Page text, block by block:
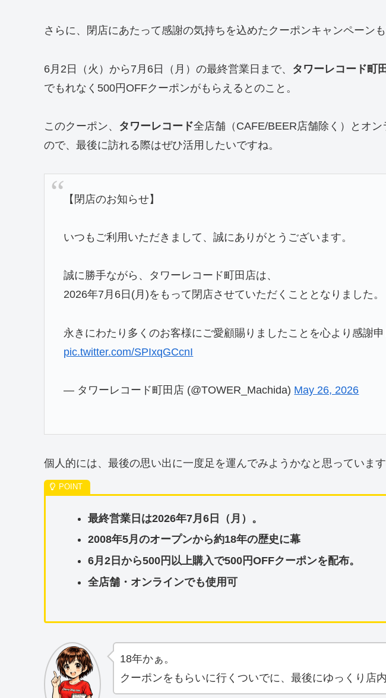
さらに、閉店にあたって感謝の気持ちを込めたクーポンキャンペーンも
6月2日（火）から7月6日（月）の最終営業日まで、 タワーレコード町
でもれなく500円OFFクーポンがもらえるとのこと。
このクーポン、 タワーレコード全店舗（CAFE/BEER店舗除く）とオ
ので、最後に訪れる際はぜひ活用したいですね。
【閉店のお知らせ】
いつもご利用いただきまして、誠にありがとうございます。
誠に勝手ながら、タワーレコード町田店は、
2026年7月6日(月)をもって閉店させていただくこととなりました。
永きにわたり多くのお客様にご愛顧賜りましたことを心より感謝申
pic.twitter.com/SPIxqGCcnI
— タワーレコード町田店 (@TOWER_Machida) May 26, 2026
個人的には、最後の思い出に一度足を運んでみようかなと思っています
最終営業日は2026年7月6日（月）。
2008年5月のオープンから約18年の歴史に幕
6月2日から500円以上購入で500円OFFクーポンを配布。
全店舗・オンラインでも使用可
18年かぁ。
クーポンをもらいに行くついでに、最後にゆっくり店